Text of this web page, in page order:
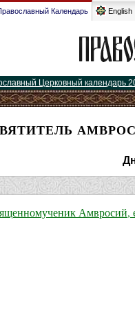
Календарь English
Церковный календарь
Амвросий,